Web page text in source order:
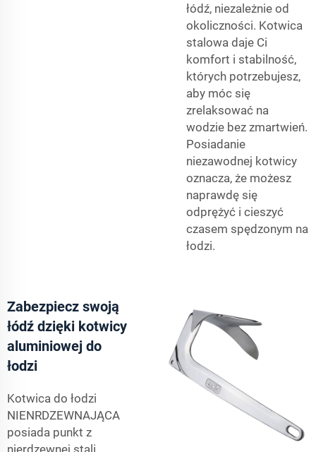
łódź, niezależnie od
okoliczności. Kotwica
stalowa daje Ci
komfort i stabilność,
których potrzebujesz,
aby móc się
zrelaksować na
wodzie bez zmartwień.
Posiadanie
niezawodnej kotwicy
oznacza, że możesz
naprawdę się
odprężyć i cieszyć
czasem spędzonym na
łodzi.
Zabezpiecz swoją
łódź dzięki kotwicy
aluminiowej do
łodzi
Kotwica do łodzi
NIENRDZEWNAJĄCA
posiada punkt z
nierdzewnej stali